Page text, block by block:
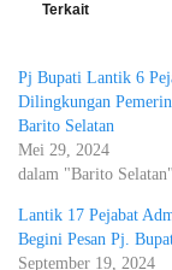
Terkait
Pj Bupati Lantik 6
Dilingkungan
Barito Selatan
Mei 29, 2024
dalam "Barito Selatan"
Lantik 17 Pejabat
Begini Pesan Pj.
September 19, 2024